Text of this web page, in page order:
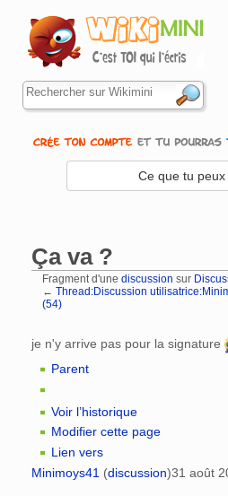
Ce que tu
Ça va ?
Fragment d'une discussion sur
← Thread:Discussion
(54)
je n'y arrive pas pour la signature
Parent
Voir l’historique
Modifier cette page
Lien vers
Minimoys41 (discussion)31 août